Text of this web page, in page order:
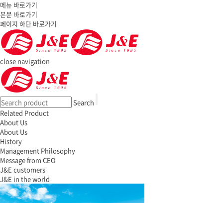
메뉴 바로가기
본문 바로가기
페이지 하단 바로가기
close navigation
Search
Related Product
About Us
About Us
History
Management Philosophy
Message from CEO
J&E customers
J&E in the world